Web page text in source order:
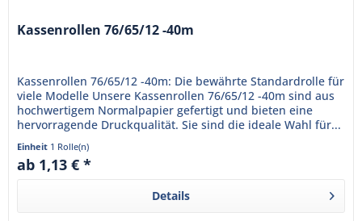
Kassenrollen 76/65/12 -40m
Kassenrollen 76/65/12 -40m: Die bewährte Standardrolle für
viele Modelle Unsere Kassenrollen 76/65/12 -40m sind aus
hochwertigem Normalpapier gefertigt und bieten eine
hervorragende Druckqualität. Sie sind die ideale Wahl für...
Einheit 1 Rolle(n)
ab 1,13 € *
Details